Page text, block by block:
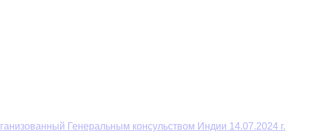
Генеральным консульством Индии 14.07.2024 г.